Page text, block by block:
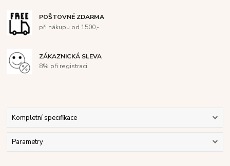
POŠTOVNÉ ZDARMA
při nákupu od 1500,-
ZÁKAZNICKÁ SLEVA
8% při registraci
Kompletní specifikace
Parametry